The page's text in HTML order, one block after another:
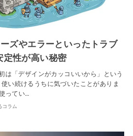
ズやエラーといったトラブ
定性が高い秘密
は「デザインがカッコいいから」という
い続けるうちに気づいたことがありま
ってい…
コラム